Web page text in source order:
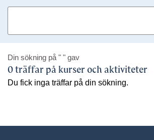
Din sökning på " " gav
0 träffar på kurser och aktiviteter
Du fick inga träffar på din sökning.